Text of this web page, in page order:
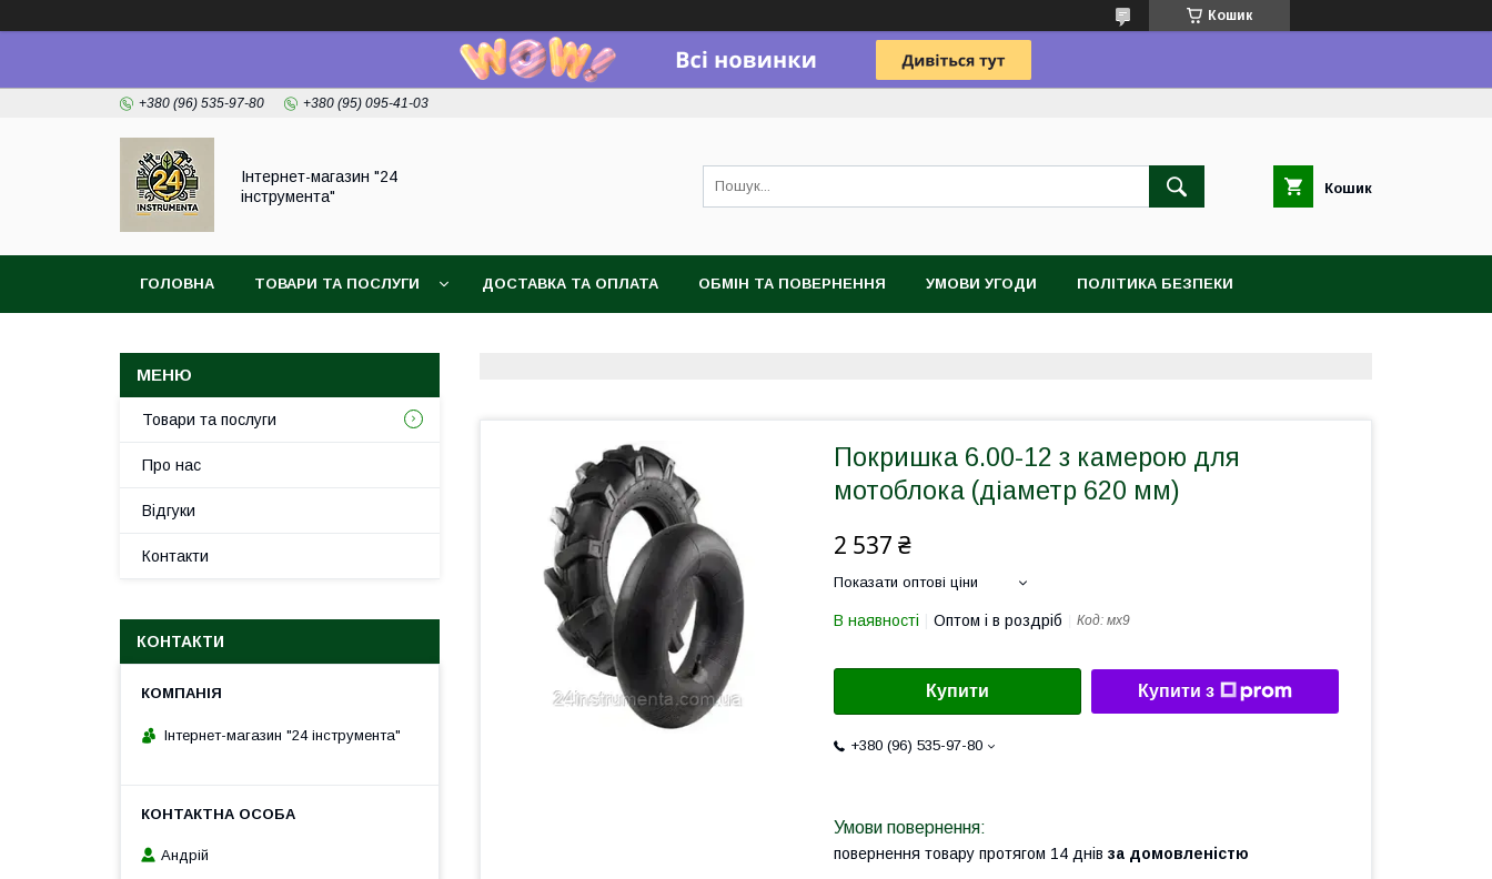
Кошик
+380 (96) 535-97-80 +380 (95) 095-41-03
Інтернет-магазин "24
інструмента"
Кошик
ГОЛОВНА ТОВАРИ ТА ПОСЛУГИ ДОСТАВКА ТА ОПЛАТА ОБМІН ТА ПОВЕРНЕННЯ УМОВИ УГОДИ ПОЛІТИКА БЕЗПЕКИ
Покришка 6.00-12 з камерою для
мотоблока (діаметр 620 мм)
2 537 ₴
Показати оптові ціни
В наявності Оптом і в роздріб Код: мх9
Купити Купити з
+380 (96) 535-97-80
повернення товару протягом 14 днів за домовленістю
Товари та послуги
Про нас
Відгуки
Контакти
КОНТАКТИ
Інтернет-магазин "24 інструмента"
Андрій